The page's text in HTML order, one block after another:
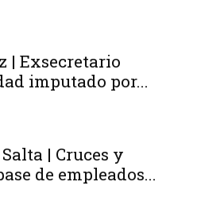
| Exsecretario
imputado por...
| Cruces y
de empleados...